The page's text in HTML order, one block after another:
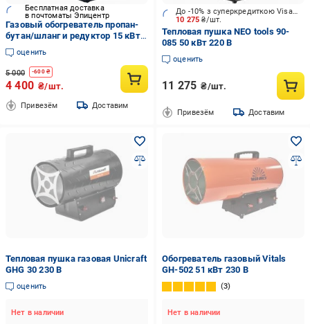
Бесплатная доставка
в почтоматы Эпицентр
Газовый обогреватель пропан-
бутан/шланг и редуктор 15 кВт
Black
оценить
5 000 -600₴
4 400 ₴/шт.
Привезём Доставим
10 275₴/шт.
До -10% з суперкредиткою Visa Вигода
Тепловая пушка NEO tools 90-
085 50 кВт 220 В
оценить
11 275 ₴/шт.
Привезём Доставим
Тепловая пушка газовая Unicraft
GHG 30 230 В
оценить
Нет в наличии
Обогреватель газовый Vitals
GH-502 51 кВт 230 В
3
Нет в наличии